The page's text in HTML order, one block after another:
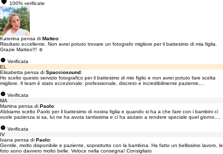
100% verificate
Katerina pensa di Matteo:
Risultato eccellente. Non avrei potuto trovare un fotografo migliore per il battesimo di mia figlia.
Grazie Matteo!!! ☺️
Verificata
EL
Elisabetta pensa di Spacciosound:
Ho scelto questo servizio fotografico per il battesimo di mio figlio e non avrei potuto fare scelta
migliore. Il team è stato eccezionale: professionale, discreto e incredibilmente paziente,...
Verificata
MA
Martina pensa di Paolo:
Abbiamo scelto Paolo per il battesimo di nostra figlia e quando si ha a che fare con i bambini ci
vuole pazienza si sa, lui ne ha avuta tantissima e ci ha aiutato a rendere speciale quel giorno....
Verificata
IV
Ivana pensa di Paolo:
Gentile, molto disponibile e paziente, soprattutto con la bambina. Ha fatto un bellissimo lavoro, le
foto sono davvero molto belle. Veloce nella consegna! Consigliato